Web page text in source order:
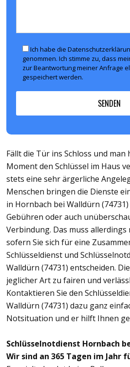
Ich habe die
genommen. Ich stimme zu, dass
zur Beantwortung meiner Anfrage
gespeichert werden.
Fällt die Tür ins Schloss und man
Moment den Schlüssel im Haus
stets eine sehr ärgerliche
Menschen bringen die Dienste
in Hornbach bei Walldürn
Gebühren oder auch
Verbindung. Das muss allerdings
sofern Sie sich für eine
Schlüsseldienst und
Walldürn (74731) entscheiden.
jeglicher Art zu fairen und
Kontaktieren Sie den
Walldürn (74731) dazu ganz
Notsituation und er hilft Ihnen
Schlüsselnotdienst Hornbach
Wir sind an 365 Tagen im Jahr